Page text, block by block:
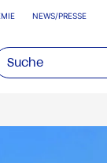
NEWS/PRESSE